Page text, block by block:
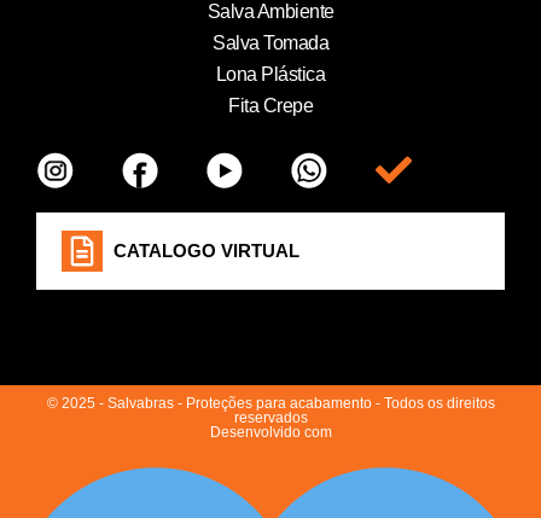
Salva Ambiente
Salva Tomada
Lona Plástica
Fita Crepe
CATALOGO VIRTUAL
© 2025 - Salvabras - Proteções para acabamento - Todos os direitos
reservados
Desenvolvido com